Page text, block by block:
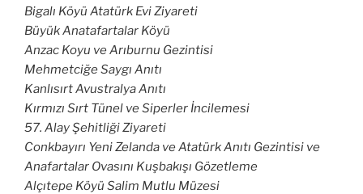
Bigalı Köyü Atatürk Evi Ziyareti
Büyük Anatafartalar Köyü
Anzac Koyu ve Arıburnu Gezintisi
Mehmetciğe Saygı Anıtı
Kanlısırt Avustralya Anıtı
Kırmızı Sırt Tünel ve Siperler İncilemesi
57. Alay Şehitliği Ziyareti
Conkbayırı Yeni Zelanda ve Atatürk Anıtı Gezintisi ve
Anafartalar Ovasını Kuşbakışı Gözetleme
Alçıtepe Köyü Salim Mutlu Müzesi